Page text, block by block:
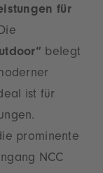
für
belegt
ist für
prominente
NCC